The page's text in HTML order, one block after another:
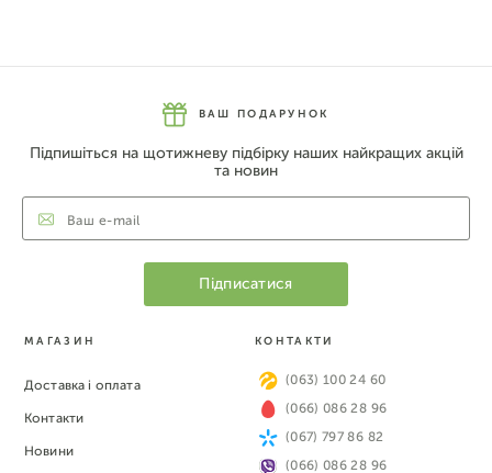
ВАШ ПОДАРУНОК
Підпишіться на щотижневу підбірку наших найкращих акцій
та новин
МАГАЗИН
Доставка і оплата
Контакти
Новини
КОНТАКТИ
(063) 100 24 60
(066) 086 28 96
(067) 797 86 82
(066) 086 28 96